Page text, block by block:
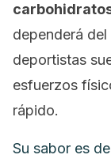
dependerá
deportistas
esfuerzos
rápido.
Su sabor es